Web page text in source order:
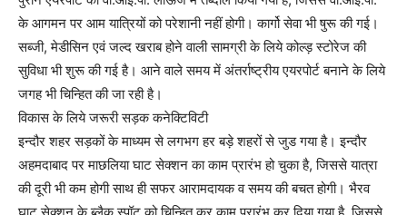
के आगमन पर आम यात्रियों को परेशानी नहीं होगी। कार्गो सेवा भी षुरू की गई।
सब्जी, मेडीसिन एवं जल्द खराब होने वाली सामग्री के लिये कोल्ड़ स्टोरेज की
सुविधा भी शुरू की गई है। आने वाले समय में अंतर्राष्ट्रीय एयरपोर्ट बनाने के लिये
जगह भी चिन्हित की जा रही है।
विकास के लिये जरूरी सड़क कनेक्टिविटी
इन्दौर शहर सड़कों के माध्यम से लगभग हर बड़े शहरों से जुड गया है। इन्दौर
अहमदाबाद पर माछलिया घाट सेक्शन का काम प्रारंभ हो चुका है, जिससे यात्रा
की दूरी भी कम होगी साथ ही सफर आरामदायक व समय की बचत होगी। भैरव